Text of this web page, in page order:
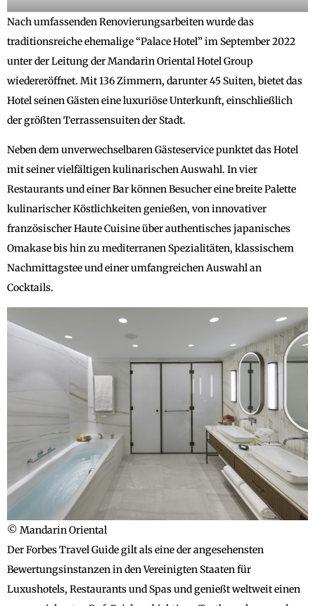
Nach umfassenden Renovierungsarbeiten wurde das
traditionsreiche ehemalige “Palace Hotel” im September 2022
unter der Leitung der Mandarin Oriental Hotel Group
wiedereröffnet. Mit 136 Zimmern, darunter 45 Suiten, bietet das
Hotel seinen Gästen eine luxuriöse Unterkunft, einschließlich
der größten Terrassensuiten der Stadt.
Neben dem unverwechselbaren Gästeservice punktet das Hotel
mit seiner vielfältigen kulinarischen Auswahl. In vier
Restaurants und einer Bar können Besucher eine breite Palette
kulinarischer Köstlichkeiten genießen, von innovativer
französischer Haute Cuisine über authentisches japanisches
Omakase bis hin zu mediterranen Spezialitäten, klassischem
Nachmittagstee und einer umfangreichen Auswahl an
Cocktails.
© Mandarin Oriental
Der Forbes Travel Guide gilt als eine der angesehensten
Bewertungsinstanzen in den Vereinigten Staaten für
Luxushotels, Restaurants und Spas und genießt weltweit einen